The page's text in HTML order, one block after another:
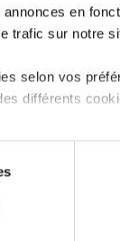
en
trafic sur notre
selon vos
différents
vidéos, partage